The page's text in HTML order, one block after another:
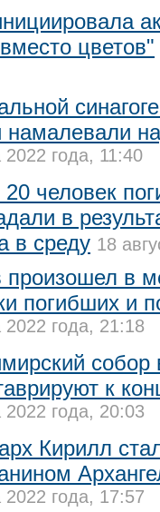
цветов"
намалевали
2022 года, 11:40
человек
в
в среду 18
произошел в
погибших и
2022 года, 21:18
собор
к
2022 года, 20:03
Кирилл
2022 года, 17:57